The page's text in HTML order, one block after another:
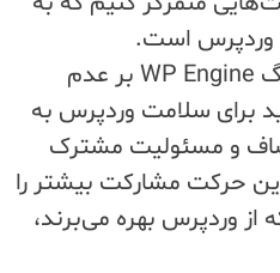
وردپرس است.
مشارکت‌های تاریخی کم‌رنگ WP Engine بر عدم
برای سلامت وردپرس به
و مسئولیت مشترک
این حرکت مشارکت بیشتر را
از وردپرس بهره می‌برند،